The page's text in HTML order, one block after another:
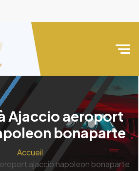
Ajaccio aeroport
bonaparte
Accueil
ajaccio napoleon bonaparte